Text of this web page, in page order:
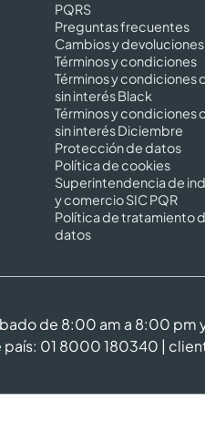
PQRS
Preguntas frecuentes
Cambios y devoluciones
Términos y condiciones
Términos y condiciones
sin interés Black
Términos y condiciones
sin interés Diciembre
Protección de datos
Política de cookies
Superintendencia de
y comercio SIC PQR
Política de tratamiento
datos
de 8:00 am a 8:00
01 8000 180340 |